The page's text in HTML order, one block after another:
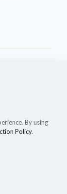
By using
Policy.